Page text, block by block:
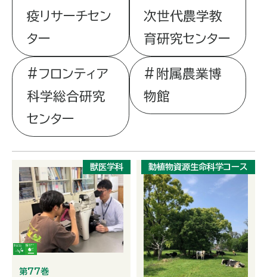
疫リサーチセン
ター
次世代農学教
育研究センター
フロンティア
科学総合研究
センター
附属農業博
物館
獣医学科
第77巻
動植物資源生命科学コース